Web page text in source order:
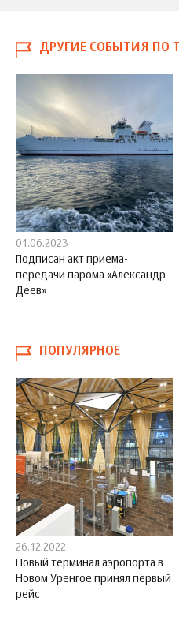
ДРУГИЕ СОБЫТИЯ ПО
01.06.2023
Подписан акт приема-
передачи парома «Александр
Деев»
ПОПУЛЯРНОЕ
26.12.2022
Новый терминал аэропорта в
Новом Уренгое принял первый
рейс